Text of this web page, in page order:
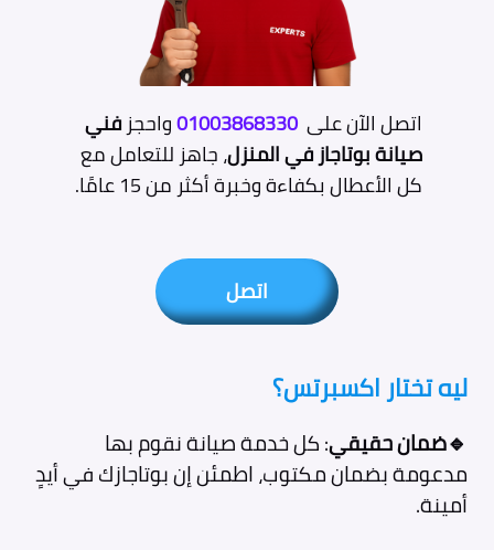
اتصل الآن على 01003868330واحجزفني
صيانة بوتاجاز في المنزل، جاهز للتعامل مع
كل الأعطال بكفاءة وخبرة أكثر من 15 عامًا.
اتصل
ليه تختار اكسبرتس؟
🔹ضمان حقيقي: كل خدمة صيانة نقوم بها
مدعومة بضمان مكتوب، اطمئن إن بوتاجازك في أيدٍ
أمينة.